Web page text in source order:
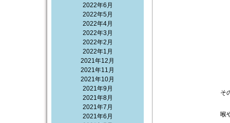
2022年6月
2022年5月
2022年4月
2022年3月
2022年2月
2022年1月
2021年12月
2021年11月
2021年10月
2021年9月
2021年8月
2021年7月
2021年6月
そ
喉